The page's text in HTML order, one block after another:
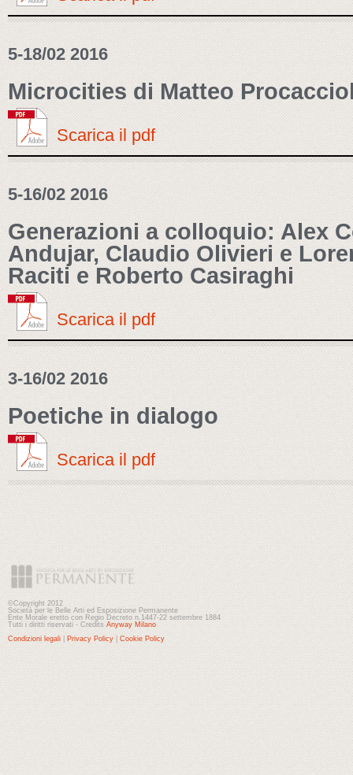
5-18/02 2016
Microcities di Matteo
Scarica il pdf
5-16/02 2016
Generazioni a colloquio: Alex
Andujar, Claudio Olivieri e
Raciti e Roberto Casiraghi
Scarica il pdf
3-16/02 2016
Poetiche in dialogo
Scarica il pdf
©Copyright 2012
Società per le Belle Arti ed Esposizione Permanente
Ente Morale eretto con Regio Decreto n.1447-22 settembre 1884
Tutti i diritti riservati - Credits Anyway Milano
Condizioni legali
Privacy Policy Cookie Policy